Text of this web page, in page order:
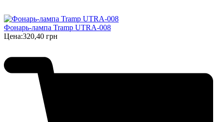
Фонарь-лампа Tramp UTRA-008
Цена:320,40 грн